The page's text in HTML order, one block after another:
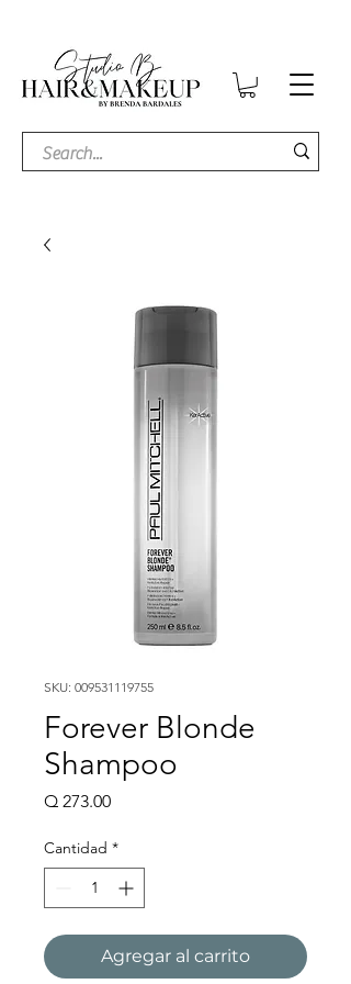
SKU: 009531119755
Forever Blonde
Shampoo
Q 273.00Precio
Cantidad *
Agregar al carrito